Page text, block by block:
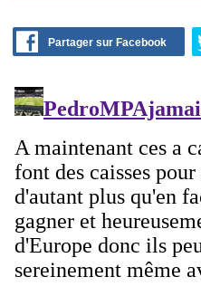
Partager sur Facebook